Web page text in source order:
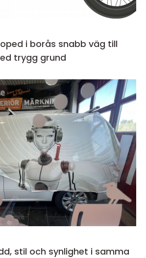
snabb väg till
trygg grund